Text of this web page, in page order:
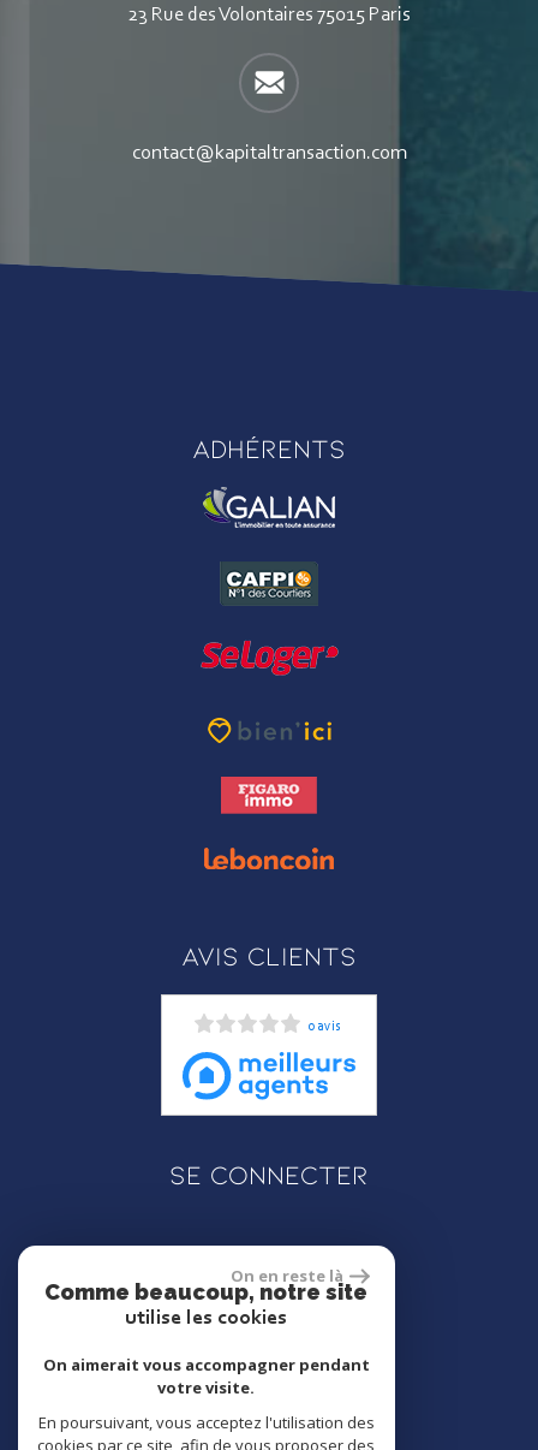
23 Rue des Volontaires 75015 Paris
contact@kapitaltransaction.com
Avis clients
0 avis
Adhérents
Se connecter
Espace propriétaire
réalisé par
On en reste là
Comme beaucoup, notre site
utilise les cookies
On aimerait vous accompagner pendant
votre visite.
En poursuivant, vous acceptez l'utilisation des
cookies par ce site, afin de vous proposer des